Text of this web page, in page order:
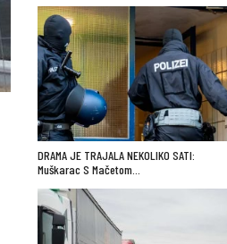
DRAMA JE TRAJALA NEKOLIKO SATI:
Muškarac S Mačetom…